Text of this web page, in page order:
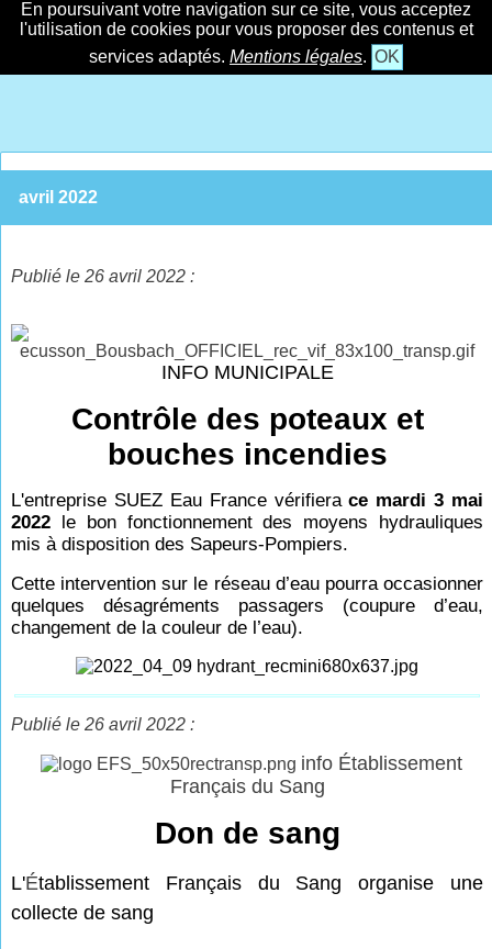
En poursuivant votre navigation sur ce site, vous acceptez
l'utilisation de cookies pour vous proposer des contenus et
services adaptés. Mentions légales. OK
avril 2022
Publié le 26 avril 2022 :
INFO MUNICIPALE
Contrôle des poteaux et
bouches incendies
L'entreprise SUEZ Eau France vérifierace mardi 3 mai
2022 le bon fonctionnement des moyens hydrauliques
mis à disposition des Sapeurs-Pompiers.
Cette intervention sur le réseau d’eau pourra occasionner
quelques désagréments passagers (coupure d’eau,
changement de la couleur de l’eau).
Publié le 26 avril 2022 :
info Établissement
Français du Sang
Don de sang
L'Établissement Français du Sang organise une
collecte de sang